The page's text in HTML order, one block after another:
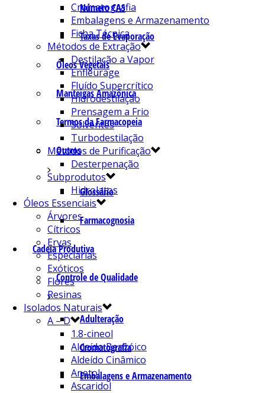
Número CAS
Taxas de Evaporação
Óleos Vegetais
Manteigas Amazônica
Termos da Farmacopeia
Outros
Glossário
Farmacognosia
Cadeia Produtiva
Controle de Qualidade
Adulteração
Cromatografia
Embalagens e Armazenamento
Cromatografia
Embalagens e Armazenamento
Ficha Técnica
Métodos de Extração
Destilação a Vapor
Enfleurage
Fluído Supercrítico
Hidrodestilação
Prensagem a Frio
Solventes
Turbodestilação
Métodos de Purificação
Desterpenação
Subprodutos
Hidrolatos
Óleos Essenciais
Árvores
Cítricos
Ervas
Especiarias
Exóticos
Flores
Resinas
Isolados Naturais
A – D
1.8-cineol
Aldeído Benzóico
Aldeído Cinâmico
Anetol
Ascaridol